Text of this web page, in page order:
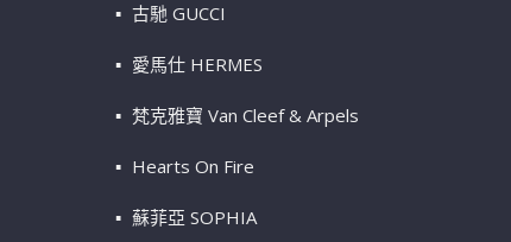
古馳 GUCCI
愛馬仕 HERMES
梵克雅寶 Van Cleef & Arpels
Hearts On Fire
蘇菲亞 SOPHIA